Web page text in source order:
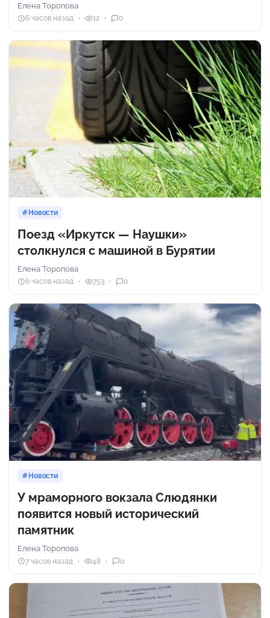
Елена Торопова
6 часов назад 12 0
Новости
Поезд «Иркутск — Наушки»
столкнулся с машиной в Бурятии
Елена Торопова
6 часов назад 753 0
Новости
У мраморного вокзала Слюдянки
появится новый исторический
памятник
Елена Торопова
7 часов назад 48 0